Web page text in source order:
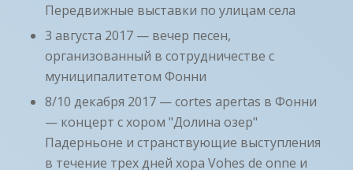
Передвижные выставки по улицам села
3 августа 2017 — вечер песен,
организованный в сотрудничестве с
муниципалитетом Фонни
8/10 декабря 2017 — cortes apertas в Фонни
— концерт с хором "Долина озер"
Падерньоне и странствующие выступления
в течение трех дней хора Vohes de onne и